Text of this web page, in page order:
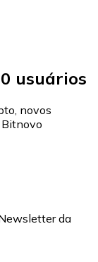
usuários
novos
da